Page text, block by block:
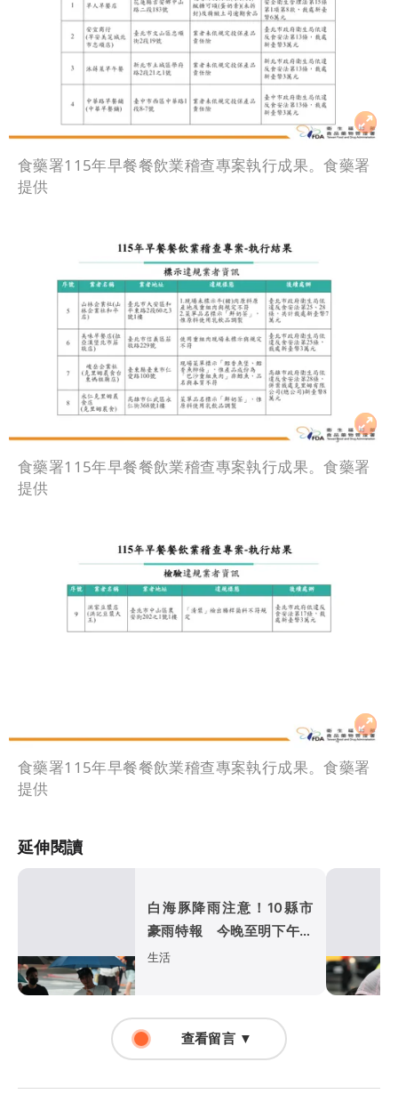
食藥署115年早餐餐飲業稽查專案執行成果。食藥署
提供
食藥署115年早餐餐飲業稽查專案執行成果。食藥署
提供
食藥署115年早餐餐飲業稽查專案執行成果。食藥署
提供
延伸閱讀
白海豚降雨注意！10縣市
豪雨特報 今晚至明下午受
影響
生活
查看留言 ▼